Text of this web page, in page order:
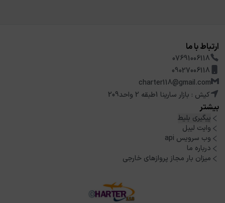
ارتباط با ما
07691006118
09027006118
charter118@gmail.com
کیش : بازار سارینا 1طبقه 2 واحد209
بیشتر
پیگیری بلیط
وایت لیبل
وب سرویس api
درباره ما
میزان بار مجاز پروازهای خارجی